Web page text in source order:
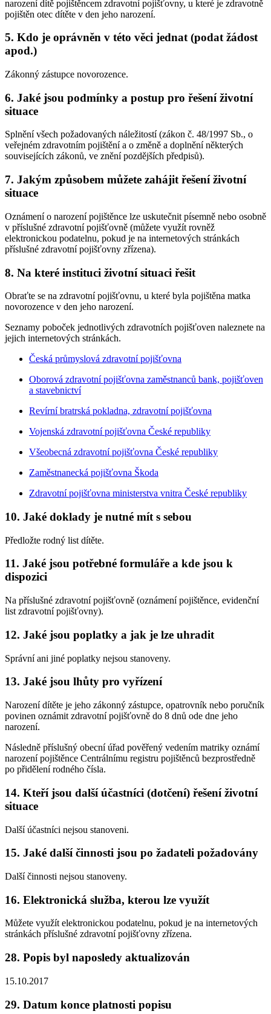
narození dítě pojištěncem zdravotní pojišťovny, u které je zdravotně
pojištěn otec dítěte v den jeho narození.
5. Kdo je oprávněn v této věci jednat (podat žádost
apod.)
Zákonný zástupce novorozence.
6. Jaké jsou podmínky a postup pro řešení životní
situace
Splnění všech požadovaných náležitostí (zákon č. 48/1997 Sb., o
veřejném zdravotním pojištění a o změně a doplnění některých
souvisejících zákonů, ve znění pozdějších předpisů).
7. Jakým způsobem můžete zahájit řešení životní
situace
Oznámení o narození pojištěnce lze uskutečnit písemně nebo osobně
v příslušné zdravotní pojišťovně (můžete využít rovněž
elektronickou podatelnu, pokud je na internetových stránkách
příslušné zdravotní pojišťovny zřízena).
8. Na které instituci životní situaci řešit
Obraťte se na zdravotní pojišťovnu, u které byla pojištěna matka
novorozence v den jeho narození.
Seznamy poboček jednotlivých zdravotních pojišťoven naleznete na
jejich internetových stránkách.
Česká průmyslová zdravotní pojišťovna
Oborová zdravotní pojišťovna zaměstnanců bank, pojišťoven
a stavebnictví
Revírní bratrská pokladna, zdravotní pojišťovna
Vojenská zdravotní pojišťovna České republiky
Všeobecná zdravotní pojišťovna České republiky
Zaměstnanecká pojišťovna Škoda
Zdravotní pojišťovna ministerstva vnitra České republiky
10. Jaké doklady je nutné mít s sebou
Předložte rodný list dítěte.
11. Jaké jsou potřebné formuláře a kde jsou k
dispozici
Na příslušné zdravotní pojišťovně (oznámení pojištěnce, evidenční
list zdravotní pojišťovny).
12. Jaké jsou poplatky a jak je lze uhradit
Správní ani jiné poplatky nejsou stanoveny.
13. Jaké jsou lhůty pro vyřízení
Narození dítěte je jeho zákonný zástupce, opatrovník nebo poručník
povinen oznámit zdravotní pojišťovně do 8 dnů ode dne jeho
narození.
Následně příslušný obecní úřad pověřený vedením matriky oznámí
narození pojištěnce Centrálnímu registru pojištěnců bezprostředně
po přidělení rodného čísla.
14. Kteří jsou další účastníci (dotčení) řešení životní
situace
Další účastníci nejsou stanoveni.
15. Jaké další činnosti jsou po žadateli požadovány
Další činnosti nejsou stanoveny.
16. Elektronická služba, kterou lze využít
Můžete využít elektronickou podatelnu, pokud je na internetových
stránkách příslušné zdravotní pojišťovny zřízena.
28. Popis byl naposledy aktualizován
15.10.2017
29. Datum konce platnosti popisu